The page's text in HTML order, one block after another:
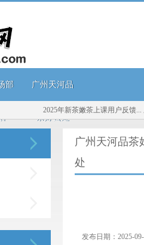
部 广州天河品
茶好去处
2025年新茶嫩茶上课用户反馈... 广
广州天河品茶
处
发布日期：2025-